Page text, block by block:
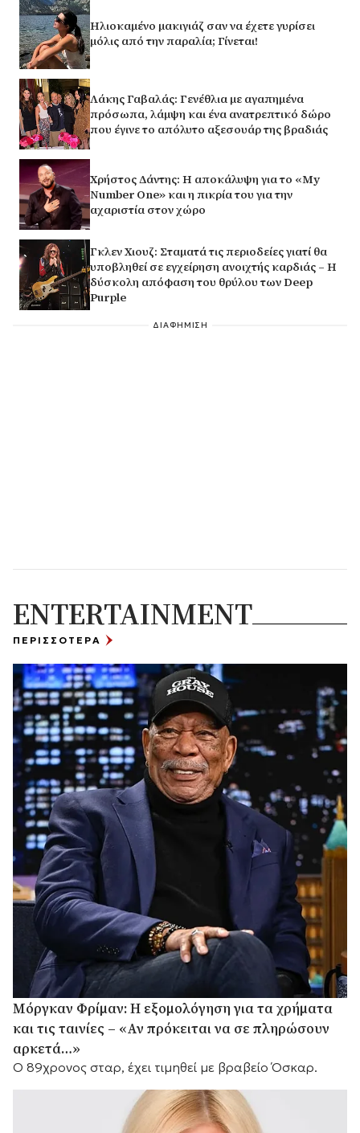
Ηλιοκαμένο μακιγιάζ σαν να έχετε γυρίσει
μόλις από την παραλία; Γίνεται!
Λάκης Γαβαλάς: Γενέθλια με αγαπημένα
πρόσωπα, λάμψη και ένα ανατρεπτικό δώρο
που έγινε το απόλυτο αξεσουάρ της βραδιάς
Χρήστος Δάντης: Η αποκάλυψη για το «My
Number One» και η πικρία του για την
αχαριστία στον χώρο
Γκλεν Χιουζ: Σταματά τις περιοδείες γιατί θα
υποβληθεί σε εγχείρηση ανοιχτής καρδιάς – Η
δύσκολη απόφαση του θρύλου των Deep
Purple
ΔΙΑΦΗΜΙΣΗ
ENTERTAINMENT
ΠΕΡΙΣΣΟΤΕΡΑ
Μόργκαν Φρίμαν: Η εξομολόγηση για τα χρήματα
και τις ταινίες – «Αν πρόκειται να σε πληρώσουν
αρκετά…»
Ο 89χρονος σταρ, έχει τιμηθεί με βραβείο Όσκαρ.